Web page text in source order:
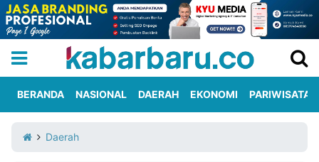
Iklan
Berita
Kami
BERANDA NASIONAL DAERAH EKONOMI PARIWISATA
Daerah